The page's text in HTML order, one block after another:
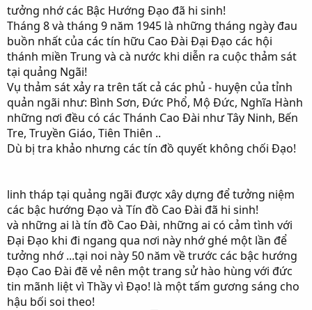
tưởng nhớ các Bậc Hướng Đạo đã hi sinh!
Tháng 8 và tháng 9 năm 1945 là những tháng ngày đau
buồn nhất của các tín hữu Cao Đài Đại Đạo các hội
thánh miền Trung và cà nước khi diễn ra cuộc thảm sát
tại quảng Ngãi!
Vụ thảm sát xảy ra trên tất cả các phủ - huyện của tỉnh
quản ngãi như: Bình Sơn, Đức Phổ, Mộ Đức, Nghĩa Hành
những nơi đều có các Thánh Cao Đài như Tây Ninh, Bến
Tre, Truyền Giáo, Tiên Thiên ..
Dù bị tra khảo nhưng các tín đồ quyết không chối Đạo!
linh tháp tại quảng ngãi được xây dựng để tưởng niệm
các bậc hướng Đạo và Tín đồ Cao Đài đã hi sinh!
và những ai là tín đồ Cao Đài, những ai có cảm tình với
Đại Đạo khi đi ngang qua nơi này nhớ ghé một lần để
tưởng nhớ ...tại noi này 50 năm về trước các bậc hướng
Đạo Cao Đài đẽ vẻ nên một trang sử hào hùng với đức
tin mãnh liệt vì Thầy vì Đạo! là một tấm gương sáng cho
hậu bối soi theo!